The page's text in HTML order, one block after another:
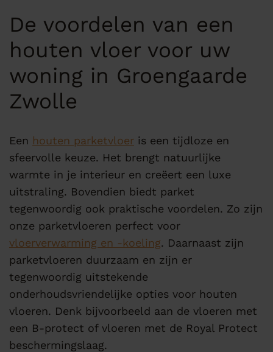
De voordelen van een
houten vloer voor uw
woning in Groengaarde
Zwolle
Een houten parketvloer is een tijdloze en
sfeervolle keuze. Het brengt natuurlijke
warmte in je interieur en creëert een luxe
uitstraling. Bovendien biedt parket
tegenwoordig ook praktische voordelen. Zo zijn
onze parketvloeren perfect voor
vloerverwarming en -koeling. Daarnaast zijn
parketvloeren duurzaam en zijn er
tegenwoordig uitstekende
onderhoudsvriendelijke opties voor houten
vloeren. Denk bijvoorbeeld aan de vloeren met
een B-protect of vloeren met de Royal Protect
beschermingslaag.